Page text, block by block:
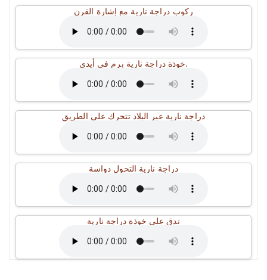
ركوب دراجة نارية مع إشارة القرن
خوذة دراجة نارية برم في أيدي.
دراجة نارية عبر البلاد تتحرك على الطريق
دراجة نارية التحول دواسة
تدق على خوذة دراجة نارية